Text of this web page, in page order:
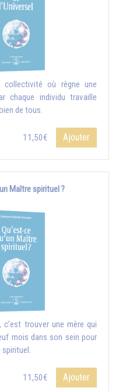
où règne une
chaque individu travaille
de tous.
11,50€ Ajouter
Maître spirituel ?
trouver une mère qui
mois dans son sein pour
spirituel.
11,50€ Ajouter